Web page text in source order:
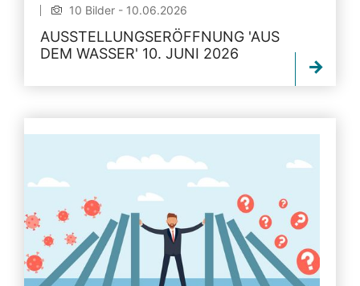
10 Bilder - 10.06.2026
AUSSTELLUNGSERÖFFNUNG 'AUS
DEM WASSER' 10. JUNI 2026